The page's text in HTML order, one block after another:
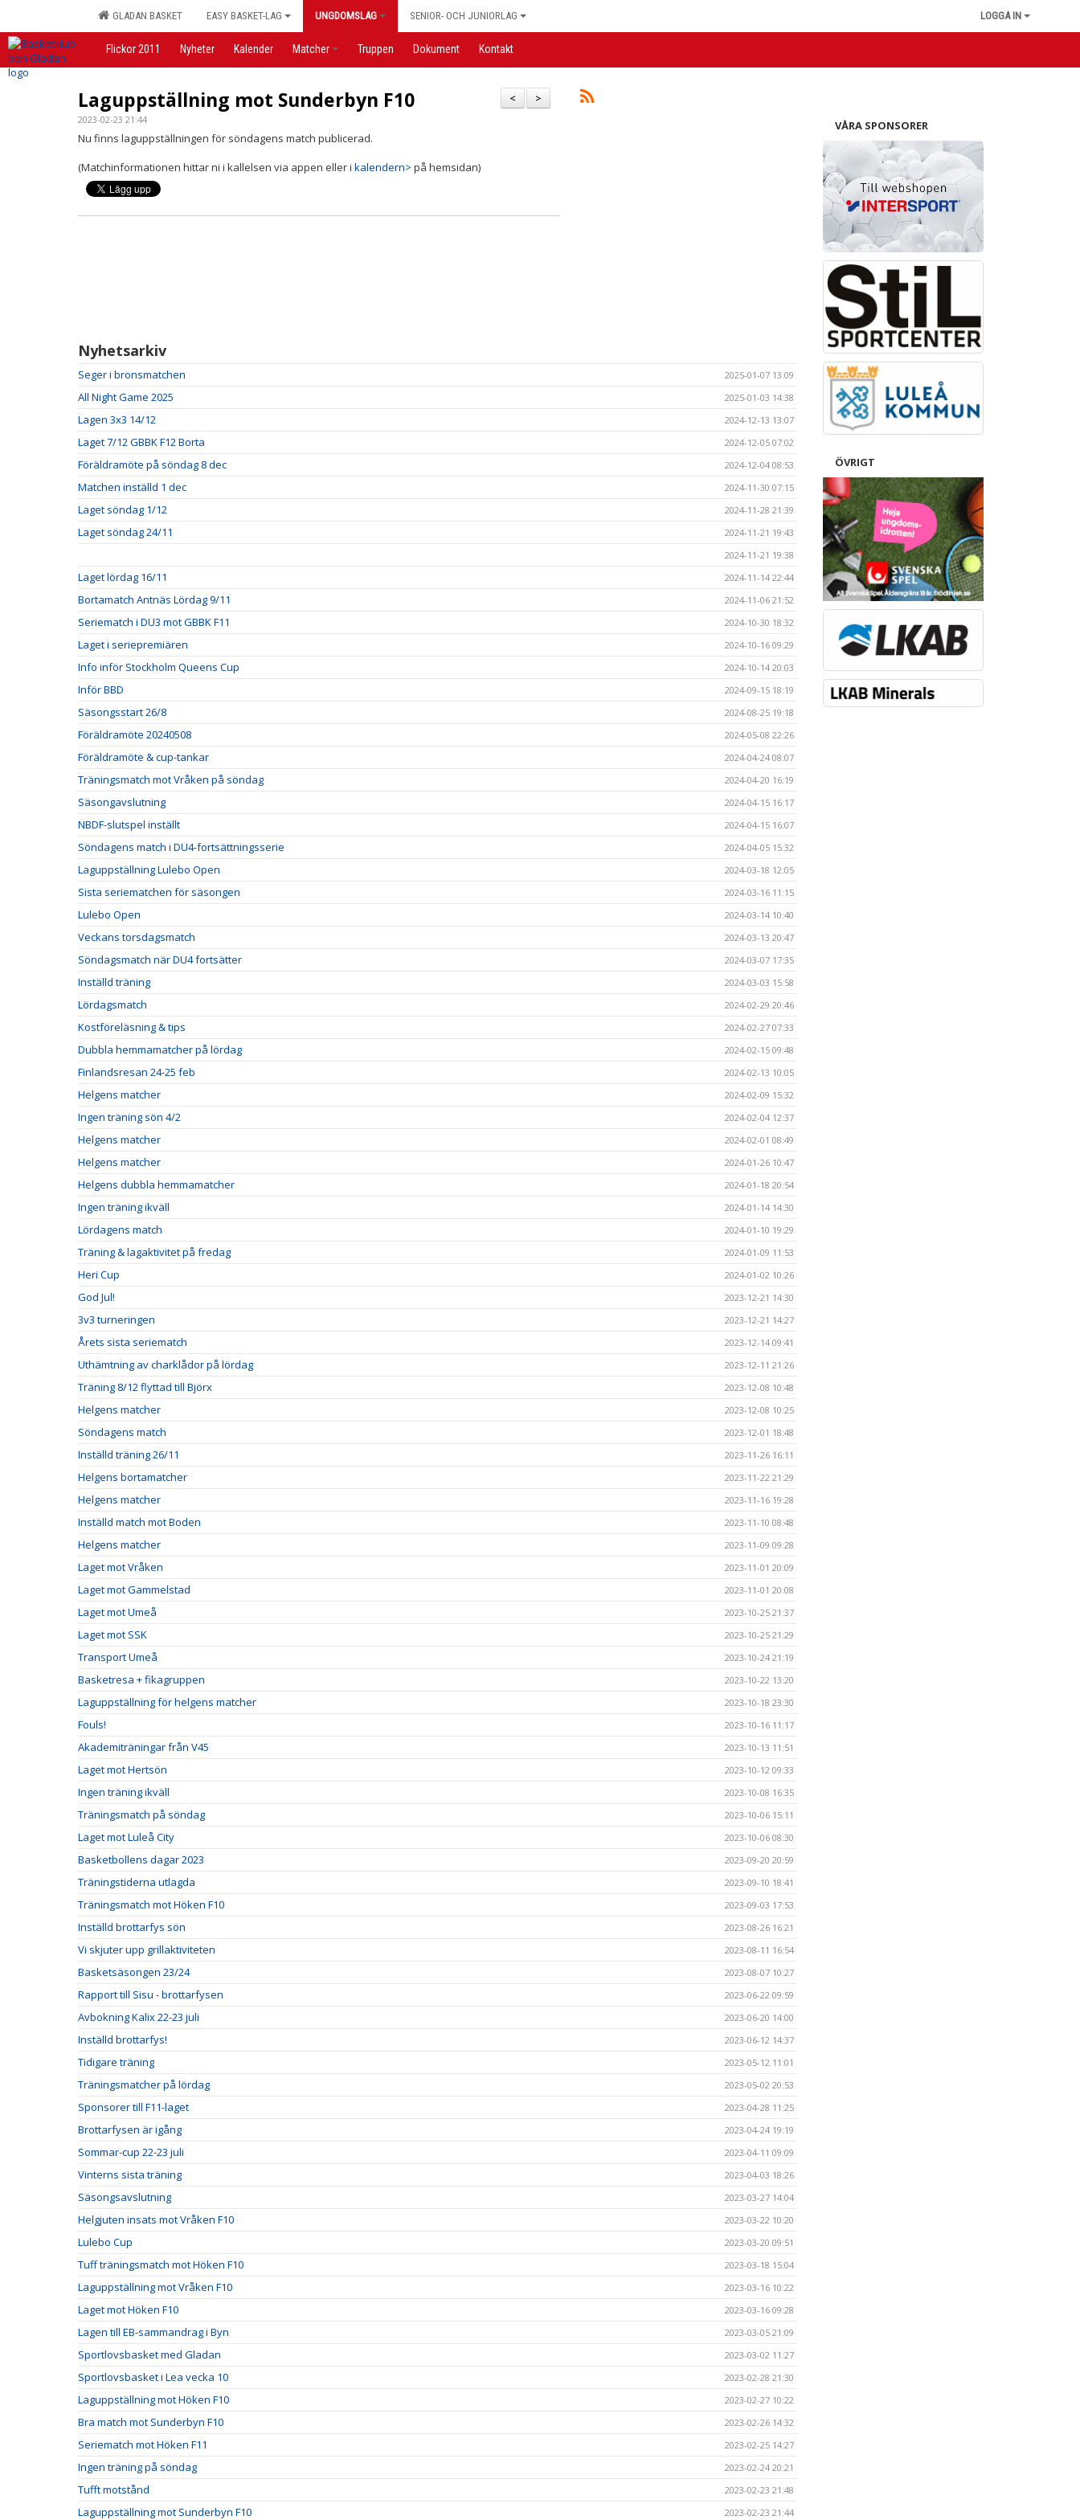
GLADAN BASKET EASY BASKET-LAG UNGDOMSLAG SENIOR- OCH JUNIORLAG LOGGA IN
Flickor 2011 Nyheter Kalender Matcher Truppen Dokument Kontakt
>
<
Laguppställning mot Sunderbyn F10
2023-02-23 21:44
Nu finns laguppställningen för söndagens match publicerad.
(Matchinformationen hittar ni i kallelsen via appen eller i kalendern> på hemsidan)
Nyhetsarkiv
Seger i bronsmatchen 2025-01-07 13:09
All Night Game 2025 2025-01-03 14:38
Lagen 3x3 14/12 2024-12-13 13:07
Laget 7/12 GBBK F12 Borta 2024-12-05 07:02
Föräldramöte på söndag 8 dec 2024-12-04 08:53
Matchen inställd 1 dec 2024-11-30 07:15
Laget söndag 1/12 2024-11-28 21:39
Laget söndag 24/11
2024-11-21 19:43
2024-11-21 19:38
Laget lördag 16/11 2024-11-14 22:44
Bortamatch Antnäs Lördag 9/11 2024-11-06 21:52
Seriematch i DU3 mot GBBK F11 2024-10-30 18:32
Laget i seriepremiären 2024-10-16 09:29
Info inför Stockholm Queens Cup 2024-10-14 20:03
Inför BBD 2024-09-15 18:19
Säsongsstart 26/8 2024-08-25 19:18
Föräldramöte 20240508 2024-05-08 22:26
Föräldramöte & cup-tankar 2024-04-24 08:07
Träningsmatch mot Vråken på söndag 2024-04-20 16:19
Säsongavslutning 2024-04-15 16:17
NBDF-slutspel inställt 2024-04-15 16:07
Söndagens match i DU4-fortsättningsserie 2024-04-05 15:32
Laguppställning Lulebo Open 2024-03-18 12:05
Sista seriematchen för säsongen 2024-03-16 11:15
Lulebo Open 2024-03-14 10:40
Veckans torsdagsmatch 2024-03-13 20:47
Söndagsmatch när DU4 fortsätter 2024-03-07 17:35
Inställd träning 2024-03-03 15:58
Lördagsmatch 2024-02-29 20:46
Kostföreläsning & tips 2024-02-27 07:33
Dubbla hemmamatcher på lördag 2024-02-15 09:48
Finlandsresan 24-25 feb 2024-02-13 10:05
Helgens matcher 2024-02-09 15:32
Ingen träning sön 4/2 2024-02-04 12:37
Helgens matcher 2024-02-01 08:49
Helgens matcher 2024-01-26 10:47
Helgens dubbla hemmamatcher 2024-01-18 20:54
Ingen träning ikväll 2024-01-14 14:30
Lördagens match 2024-01-10 19:29
Träning & lagaktivitet på fredag 2024-01-09 11:53
Heri Cup 2024-01-02 10:26
God Jul! 2023-12-21 14:30
3v3 turneringen 2023-12-21 14:27
Årets sista seriematch 2023-12-14 09:41
Uthämtning av charklådor på lördag 2023-12-11 21:26
Träning 8/12 flyttad till Björx 2023-12-08 10:48
Helgens matcher 2023-12-08 10:25
Söndagens match 2023-12-01 18:48
Inställd träning 26/11 2023-11-26 16:11
Helgens bortamatcher 2023-11-22 21:29
Helgens matcher 2023-11-16 19:28
Inställd match mot Boden 2023-11-10 08:48
Helgens matcher 2023-11-09 09:28
Laget mot Vråken 2023-11-01 20:09
Laget mot Gammelstad 2023-11-01 20:08
Laget mot Umeå 2023-10-25 21:37
Laget mot SSK 2023-10-25 21:29
Transport Umeå 2023-10-24 21:19
Basketresa + fikagruppen 2023-10-22 13:20
Laguppställning för helgens matcher 2023-10-18 23:30
Fouls! 2023-10-16 11:17
Akademiträningar från V45 2023-10-13 11:51
Laget mot Hertsön 2023-10-12 09:33
Ingen träning ikväll 2023-10-08 16:35
Träningsmatch på söndag 2023-10-06 15:11
Laget mot Luleå City 2023-10-06 08:30
Basketbollens dagar 2023 2023-09-20 20:59
Träningstiderna utlagda 2023-09-10 18:41
Träningsmatch mot Höken F10 2023-09-03 17:53
Inställd brottarfys sön 2023-08-26 16:21
Vi skjuter upp grillaktiviteten 2023-08-11 16:54
Basketsäsongen 23/24 2023-08-07 10:27
Rapport till Sisu - brottarfysen 2023-06-22 09:59
Avbokning Kalix 22-23 juli 2023-06-20 14:00
Inställd brottarfys! 2023-06-12 14:37
Tidigare träning 2023-05-12 11:01
Träningsmatcher på lördag 2023-05-02 20:53
Sponsorer till F11-laget 2023-04-28 11:25
Brottarfysen är igång 2023-04-24 19:19
Sommar-cup 22-23 juli 2023-04-11 09:09
Vinterns sista träning 2023-04-03 18:26
Säsongsavslutning 2023-03-27 14:04
Helgjuten insats mot Vråken F10 2023-03-22 10:20
Lulebo Cup 2023-03-20 09:51
Tuff träningsmatch mot Höken F10 2023-03-18 15:04
Laguppställning mot Vråken F10 2023-03-16 10:22
Laget mot Höken F10 2023-03-16 09:28
Lagen till EB-sammandrag i Byn 2023-03-05 21:09
Sportlovsbasket med Gladan 2023-03-02 11:27
Sportlovsbasket i Lea vecka 10 2023-02-28 21:30
Laguppställning mot Höken F10 2023-02-27 10:22
Bra match mot Sunderbyn F10 2023-02-26 14:32
Seriematch mot Höken F11 2023-02-25 14:27
Ingen träning på söndag 2023-02-24 20:21
Tufft motstånd 2023-02-23 21:48
Laguppställning mot Sunderbyn F10 2023-02-23 21:44
VÅRA SPONSORER
ÖVRIGT